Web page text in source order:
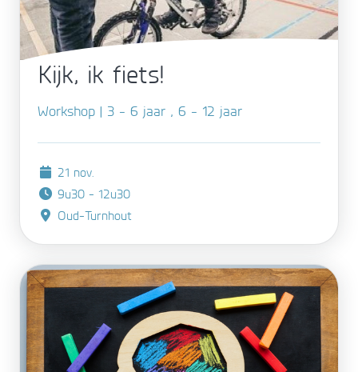
Kijk, ik fiets!
Workshop | 3 - 6 jaar , 6 - 12 jaar
21 nov.
9u30 - 12u30
Oud-Turnhout